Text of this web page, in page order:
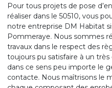
Pour tous projets de pose
réaliser dans le 50510, vous
notre entreprise DM Habitat
Pommeraye. Nous sommes
travaux dans le respect des
toujours pu satisfaire à un
dans ce sens peu importe le
contacte. Nous maîtrisons le